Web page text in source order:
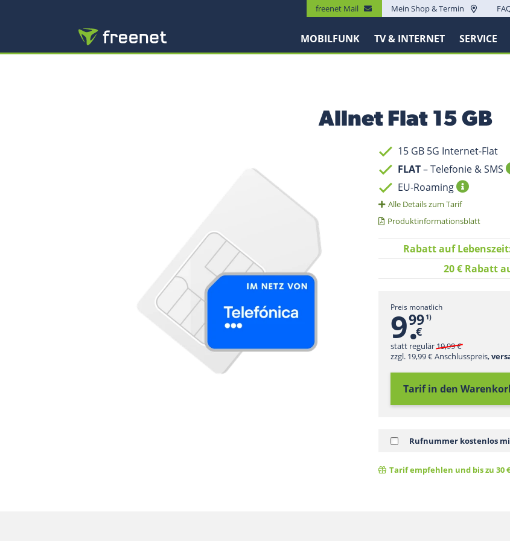
freenet Mail Mein Shop & Termin
MOBILFUNK TV & INTERNET SERVICE
Allnet Flat 15 GB
15 GB 5G Internet-Flat
FLAT– Telefonie & SMS
EU-Roaming
Alle Details zum Tarif
Produktinformationsblatt
Rabatt auf
20 € Rabatt
Preis monatlich
9.
99 1)
€
statt regulär19,99
zzgl. 19,99 € Anschlusspreis,
Tarif in den
Rufnummer kostenlos
Tarif empfehlen und bis zu 30